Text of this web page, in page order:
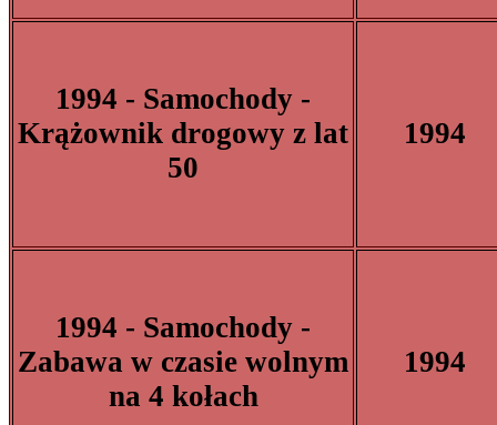
1994 - Samochody -
Krążownik drogowy z lat
50
1994
1994 - Samochody -
Zabawa w czasie wolnym
na 4 kołach
1994